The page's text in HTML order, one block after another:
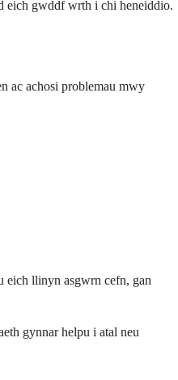
eich gwddf wrth i chi heneiddio.
ac achosi problemau mwy
llinyn asgwrn cefn, gan
gynnar helpu i atal neu